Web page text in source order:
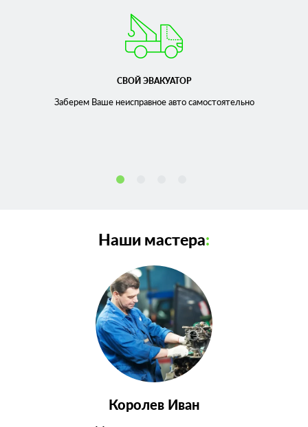
СВОЙ ЭВАКУАТОР
Заберем Ваше неисправноеавто самостоятельно
Наши мастера:
Королев Иван